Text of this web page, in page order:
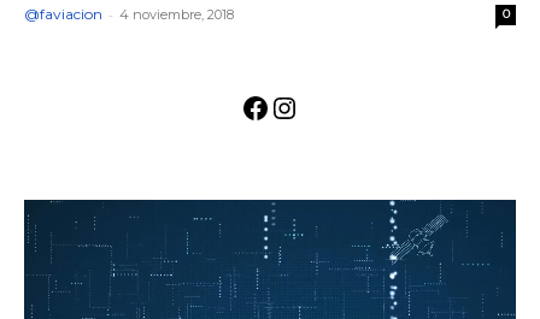
@faviacion - 4 noviembre, 2018 0
Facebook
Instagram